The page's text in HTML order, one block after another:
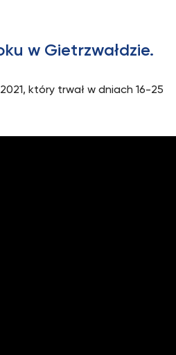
w Gietrzwałdzie.
który trwał w dniach 16-25